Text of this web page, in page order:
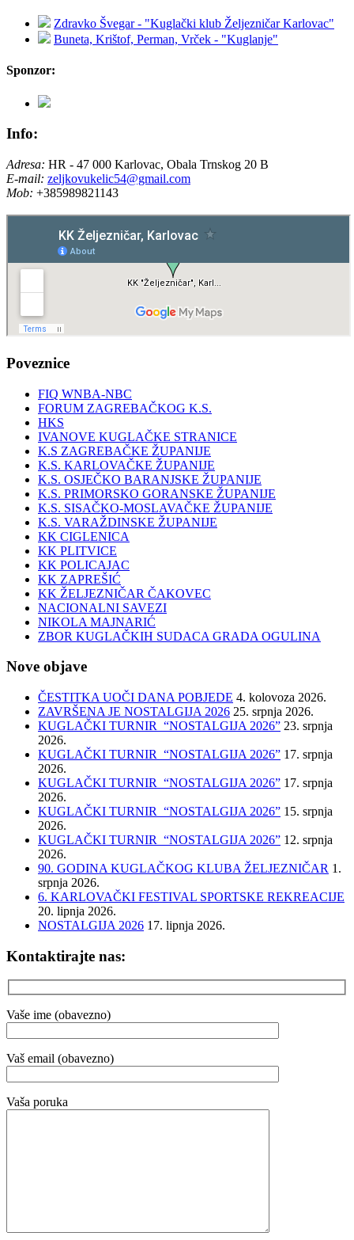
Zdravko Švegar - "Kuglački klub Željezničar Karlovac"
Buneta, Krištof, Perman, Vrček - "Kuglanje"
Sponzor:
Info:
Adresa: HR - 47 000 Karlovac, Obala Trnskog 20 B
E-mail: zeljkovukelic54@gmail.com
Mob: +385989821143
Poveznice
FIQ WNBA-NBC
FORUM ZAGREBAČKOG K.S.
HKS
IVANOVE KUGLAČKE STRANICE
K.S ZAGREBAČKE ŽUPANIJE
K.S. KARLOVAČKE ŽUPANIJE
K.S. OSJEČKO BARANJSKE ŽUPANIJE
K.S. PRIMORSKO GORANSKE ŽUPANIJE
K.S. SISAČKO-MOSLAVAČKE ŽUPANIJE
K.S. VARAŽDINSKE ŽUPANIJE
KK CIGLENICA
KK PLITVICE
KK POLICAJAC
KK ZAPREŠIĆ
KK ŽELJEZNIČAR ČAKOVEC
NACIONALNI SAVEZI
NIKOLA MAJNARIĆ
ZBOR KUGLAČKIH SUDACA GRADA OGULINA
Nove objave
ČESTITKA UOČI DANA POBJEDE 4. kolovoza 2026.
ZAVRŠENA JE NOSTALGIJA 2026 25. srpnja 2026.
KUGLAČKI TURNIR “NOSTALGIJA 2026” 23. srpnja
2026.
KUGLAČKI TURNIR “NOSTALGIJA 2026” 17. srpnja
2026.
KUGLAČKI TURNIR “NOSTALGIJA 2026” 17. srpnja
2026.
KUGLAČKI TURNIR “NOSTALGIJA 2026” 15. srpnja
2026.
KUGLAČKI TURNIR “NOSTALGIJA 2026” 12. srpnja
2026.
90. GODINA KUGLAČKOG KLUBA ŽELJEZNIČAR 1.
srpnja 2026.
6. KARLOVAČKI FESTIVAL SPORTSKE REKREACIJE
20. lipnja 2026.
NOSTALGIJA 2026 17. lipnja 2026.
Kontaktirajte nas:
Vaše ime (obavezno)
Vaš email (obavezno)
Vaša poruka